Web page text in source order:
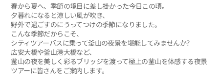
春から夏へ、季節の境目に差し掛かった今日この頃。
夕暮れになると涼しい風が吹き、
野外で過ごすのにうってつけの季節になりました。
こんな季節だからこそ、
シティツアーバスに乗って釜山の夜景を堪能してみませんか？
広安大橋や釜山港大橋など、
釜山の夜を美しく彩るブリッジを渡って極上の釜山を体感する夜景
ツアーに皆さんをご案内します。